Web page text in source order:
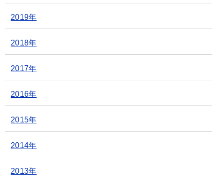
2019年
2018年
2017年
2016年
2015年
2014年
2013年